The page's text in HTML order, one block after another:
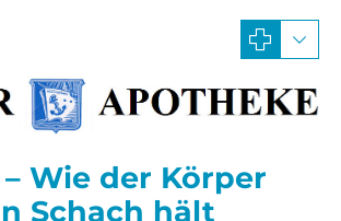
Wie der Körper
Schach hält